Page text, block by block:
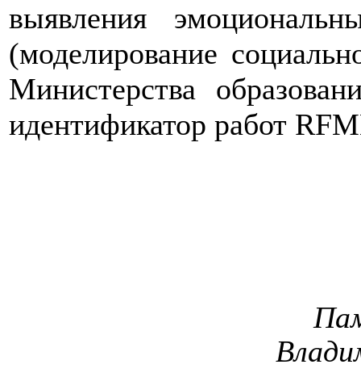
выявления
(моделирование
Министерства
идентификатор работ